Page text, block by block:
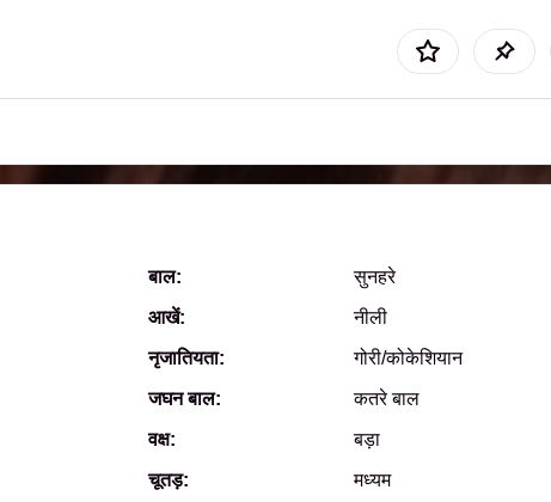
बाल:
सुनहरे
आखें:
नीली
नृजातियता:
गोरी/कोकेशियान
जघन बाल:
कतरे बाल
वक्ष:
बड़ा
चूतड़:
मध्यम